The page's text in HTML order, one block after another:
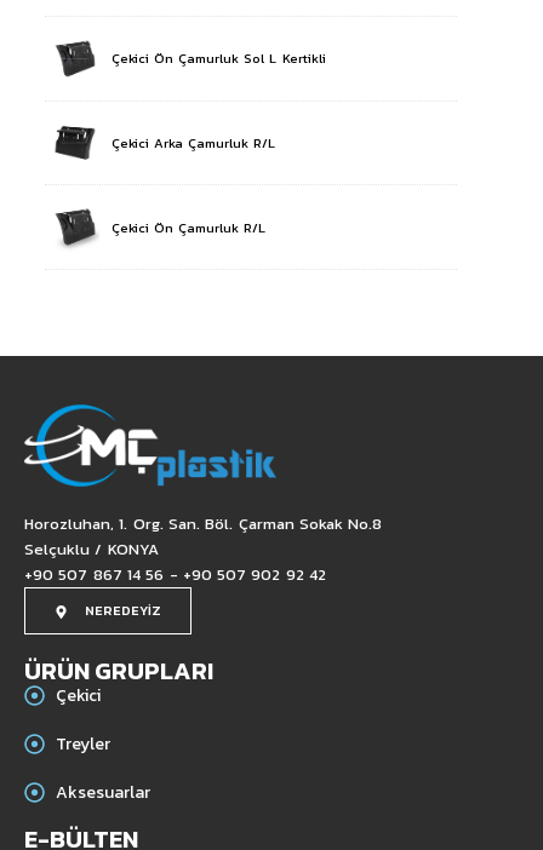
Çekici Ön Çamurluk Sol L Kertikli
Çekici Arka Çamurluk R/L
Çekici Ön Çamurluk R/L
Horozluhan, 1. Org. San. Böl. Çarman Sokak No.8
Selçuklu / KONYA
+90 507 867 14 56 - +90 507 902 92 42
NEREDEYİZ
ÜRÜN GRUPLARI
Çekici
Treyler
Aksesuarlar
E-BÜLTEN